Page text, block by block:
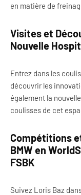
en matière de
Visites et
Nouvelle
Entrez dans les
découvrir les
également la
coulisses de cet
Compétitions
BMW en
FSBK
Suivez Loris Baz